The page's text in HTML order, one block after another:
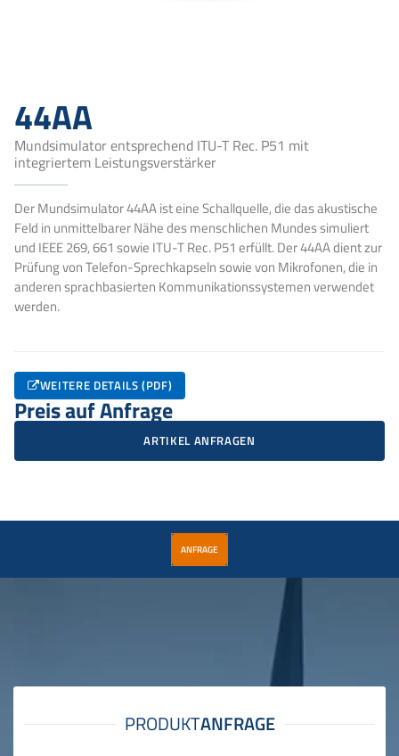
44AA
Mundsimulator entsprechend ITU-T Rec. P51 mit
integriertem Leistungsverstärker
Der Mundsimulator 44AA ist eine Schallquelle, die das akustische
Feld in unmittelbarer Nähe des menschlichen Mundes simuliert
und IEEE 269, 661 sowie ITU-T Rec. P51 erfüllt. Der 44AA dient zur
Prüfung von Telefon-Sprechkapseln sowie von Mikrofonen, die in
anderen sprachbasierten Kommunikationssystemen verwendet
werden.
WEITERE DETAILS (PDF)
Preis auf Anfrage
ARTIKEL ANFRAGEN
ANFRAGE